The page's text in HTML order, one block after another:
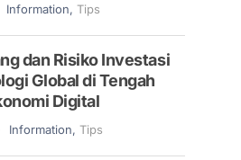
Information, Tips
dan Risiko Investasi
Global di Tengah
Digital
Information, Tips